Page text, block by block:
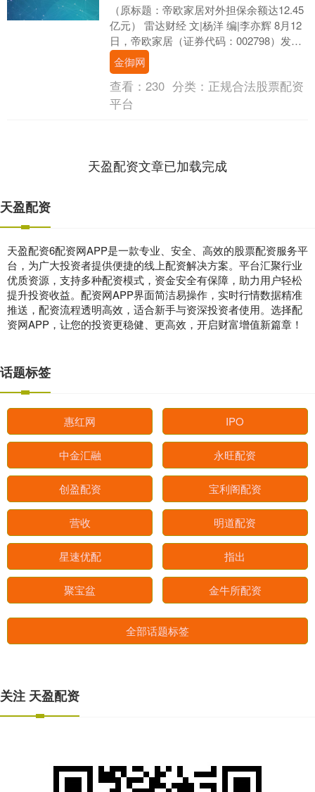
（原标题：帝欧家居对外担保余额达12.45
亿元） 雷达财经 文|杨洋 编|李亦辉 8月12
日，帝欧家居（证券代码：002798）发布
关于提供担保的进展公告。公司....
金御网
查看： 230 分类： 正规合法股票配资
平台
天盈配资文章已加载完成
天盈配资
天盈配资6配资网APP是一款专业、安全、高效的股票配资服务平
台，为广大投资者提供便捷的线上配资解决方案。平台汇聚行业
优质资源，支持多种配资模式，资金安全有保障，助力用户轻松
提升投资收益。配资网APP界面简洁易操作，实时行情数据精准
推送，配资流程透明高效，适合新手与资深投资者使用。选择配
资网APP，让您的投资更稳健、更高效，开启财富增值新篇章！
话题标签
惠红网 IPO
中金汇融 永旺配资
创盈配资 宝利阁配资
营收 明道配资
星速优配 指出
聚宝盆 金牛所配资
全部话题标签
关注 天盈配资